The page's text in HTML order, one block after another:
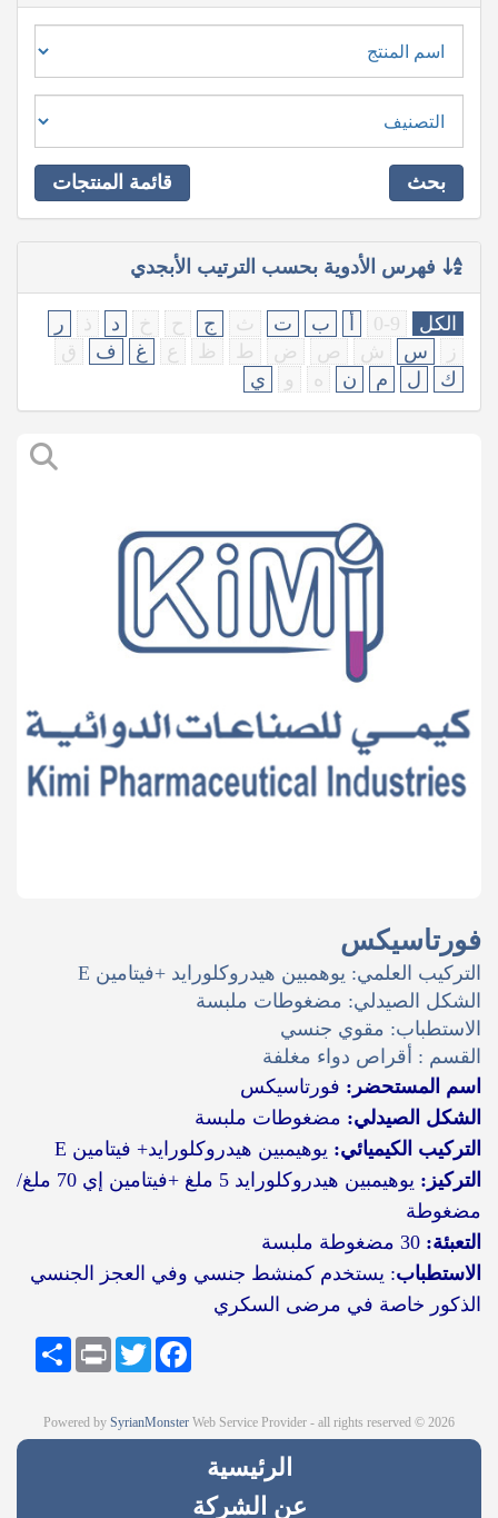
بحث قائمة المنتجات
فهرس الأدوية بحسب الترتيب الأبجدي
الكل 0-9 ب ت ث ج ح خ د ذ
ر
ز
س ش ص ض ط ظ ع غ ف
ق
ك
ل م ن ه و ي
فورتاسيكس
التركيب العلمي: يوهمبين هيدروكلورايد +فيتامين E
الشكل الصيدلي: مضغوطات ملبسة
الاستطباب: مقوي جنسي
القسم : أقراص دواء مغلفة
اسم المستحضر: فورتاسيكس
الشكل الصيدلي: مضغوطات ملبسة
التركيب الكيميائي: يوهيمبين هيدروكلورايد+ فيتامين E
التركيز:
يوهيمبين هيدروكلورايد 5 ملغ +فيتامين إي 70 ملغ/
مضغوطة
التعبئة: 30 مضغوطة ملبسة
الاستطباب: يستخدم كمنشط جنسي وفي العجز الجنسي
الذكور خاصة في مرضى السكري
Share PrintTwitter
Facebook
Powered by SyrianMonster Web Service Provider - all rights reserved © 2026
الرئيسية
عن الشركة